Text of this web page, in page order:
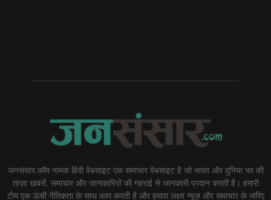
जनसंसार.कॉम नामक हिंदी वेबसाइट एक समाचार वेबसाइट है जो भारत और दुनिया भर की
ताज़ा खबरों, समाचार और जानकारियों की गहराई से जानकारी प्रदान करती है। हमारी
टीम एक ऊंची नैतिकता के साथ काम करती है और हमारा लक्ष्य न्यूज़ और समाचार के जरिए